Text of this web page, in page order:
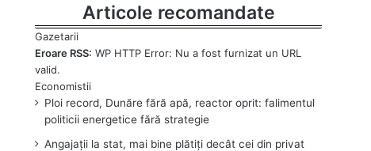
Articole recomandate
Eroare RSS: WP HTTP Error: Nu a fost furnizat un URL
valid.
Ploi record, Dunăre fără apă, reactor oprit: falimentul
politicii energetice fără strategie
Angajații la stat, mai bine plătiți decât cei din privat